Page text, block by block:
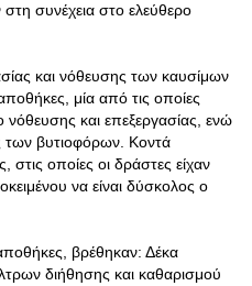
συνέχεια στο ελεύθερο
και νόθευσης των καυσίμων
μία από τις οποίες
και επεξεργασίας, ενώ
βυτιοφόρων. Κοντά
οποίες οι δράστες είχαν
να είναι δύσκολος ο
βρέθηκαν: Δέκα
διήθησης και καθαρισμού